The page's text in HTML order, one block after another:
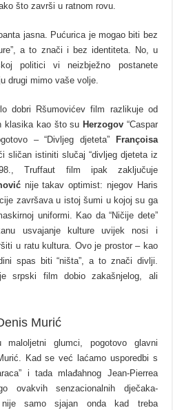
što završi u ratnom rovu.
jasna. Pućurica je mogao biti bez
a to znači i bez identiteta. No, u
politici vi neizbježno postanete
drugi mimo vaše volje.
dobri Ršumovićev film razlikuje od
klasika kao što su Herzogov “Caspar
– “Divljeg djeteta”
Françoisa
sličan istiniti slučaj “divljeg djeteta iz
Truffaut film ipak zaključuje
nije takav optimist: njegov Haris
završava u istoj šumi u kojoj su ga
uniformi. Kao da “Ničije dete”
usvajanje kulture uvijek nosi i
u ratu kultura. Ovo je prostor – kao
spas biti “ništa”, a to znači divlji.
srpski film dobio zakašnjelog, ali
Murić
glumci, pogotovo glavni
Kad se već laćamo usporedbi s
i tada mlađahnog Jean-Pierrea
ovakvih senzacionalnih dječaka-
nije samo sjajan onda kad treba